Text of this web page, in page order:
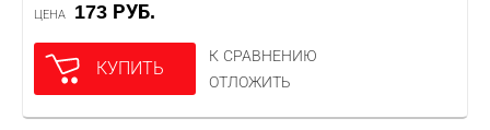
ЦЕНА 173 РУБ.
КУПИТЬ
К СРАВНЕНИЮ
ОТЛОЖИТЬ